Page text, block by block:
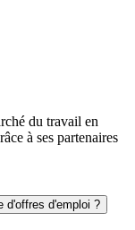
du travail en
à ses partenaires
d'offres d'emploi ?